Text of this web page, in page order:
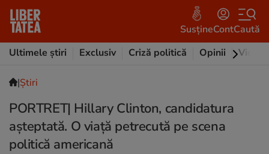
SusțineContCaută
Ultimele știri
Exclusiv Criză politică Opinii Video
|Ştiri
PORTRET| Hillary Clinton, candidatura
așteptată. O viață petrecută pe scena
politică americană